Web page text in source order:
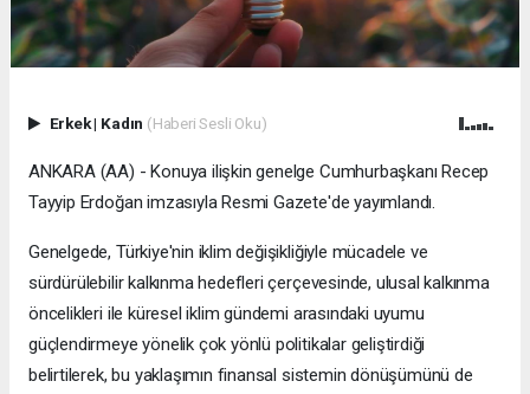
Erkek| Kadın (Haberi Sesli Oku)
ANKARA (AA) - Konuya ilişkin genelge Cumhurbaşkanı Recep
Tayyip Erdoğan imzasıyla Resmi Gazete'de yayımlandı.
Genelgede, Türkiye'nin iklim değişikliğiyle mücadele ve
sürdürülebilir kalkınma hedefleri çerçevesinde, ulusal kalkınma
öncelikleri ile küresel iklim gündemi arasındaki uyumu
güçlendirmeye yönelik çok yönlü politikalar geliştirdiği
belirtilerek, bu yaklaşımın finansal sistemin dönüşümünü de